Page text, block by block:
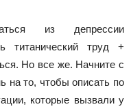
из депрессии
титанический труд +
Но все же. Начните с
на то, чтобы описать по
которые вызвали у